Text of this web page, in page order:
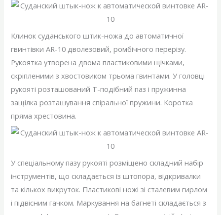
Клинок суданського штик-ножа до автоматичної
гвинтівки AR-10 дволезовий, ромбічного перерізу.
Рукоятка утворена двома пластиковими щічками,
скріпленими з хвостовиком трьома гвинтами. У головці
рукояті розташований Т-подібний паз і пружинна
защілка розташування спіральної пружини. Коротка
пряма хрестовина.
У спеціальному пазу рукояті розміщено складний набір
інструментів, що складається із штопора, відкривалки
та кількох викруток. Пластикові ножі зі сталевим гирлом
і підвісним гачком. Маркування на багнеті складається з